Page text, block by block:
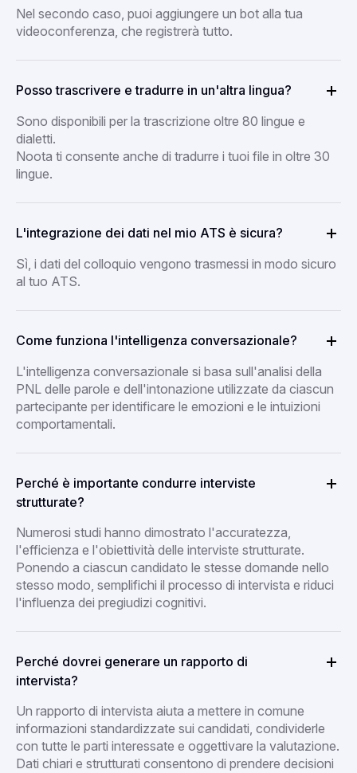
Nel secondo caso, puoi aggiungere un bot alla tua
videoconferenza, che registrerà tutto.
Posso trascrivere e tradurre in un'altra lingua?
Sono disponibili per la trascrizione oltre 80 lingue e
dialetti.
Noota ti consente anche di tradurre i tuoi file in oltre 30
lingue.
L'integrazione dei dati nel mio ATS è sicura?
Sì, i dati del colloquio vengono trasmessi in modo sicuro
al tuo ATS.
Come funziona l'intelligenza conversazionale?
L'intelligenza conversazionale si basa sull'analisi della
PNL delle parole e dell'intonazione utilizzate da ciascun
partecipante per identificare le emozioni e le intuizioni
comportamentali.
Perché è importante condurre interviste
strutturate?
Numerosi studi hanno dimostrato l'accuratezza,
l'efficienza e l'obiettività delle interviste strutturate.
Ponendo a ciascun candidato le stesse domande nello
stesso modo, semplifichi il processo di intervista e riduci
l'influenza dei pregiudizi cognitivi.
Perché dovrei generare un rapporto di
intervista?
Un rapporto di intervista aiuta a mettere in comune
informazioni standardizzate sui candidati, condividerle
con tutte le parti interessate e oggettivare la valutazione.
Dati chiari e strutturati consentono di prendere decisioni